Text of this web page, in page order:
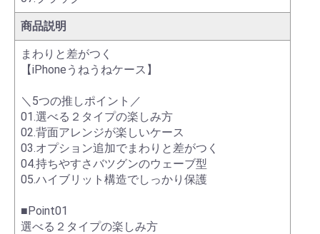
商品説明
まわりと差がつく
【iPhoneうねうねケース】
＼5つの推しポイント／
01.選べる２タイプの楽しみ方
02.背面アレンジが楽しいケース
03.オプション追加でまわりと差がつく
04.持ちやすさバツグンのウェーブ型
05.ハイブリット構造でしっかり保護
■Point01
選べる２タイプの楽しみ方